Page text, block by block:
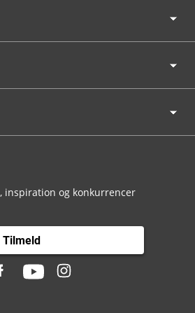
inspiration og konkurrencer
Tilmeld